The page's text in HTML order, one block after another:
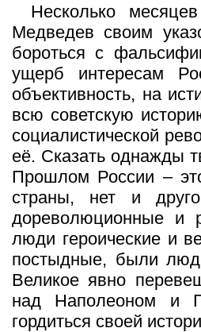
Несколько
Медведев своим
бороться с
ущерб интересам
объективность, на
всю советскую
социалистической
её. Сказать однажды
Прошлом России –
страны, нет и
дореволюционные и
люди героические и
постыдные, были
Великое явно
над Наполеоном и
гордиться своей